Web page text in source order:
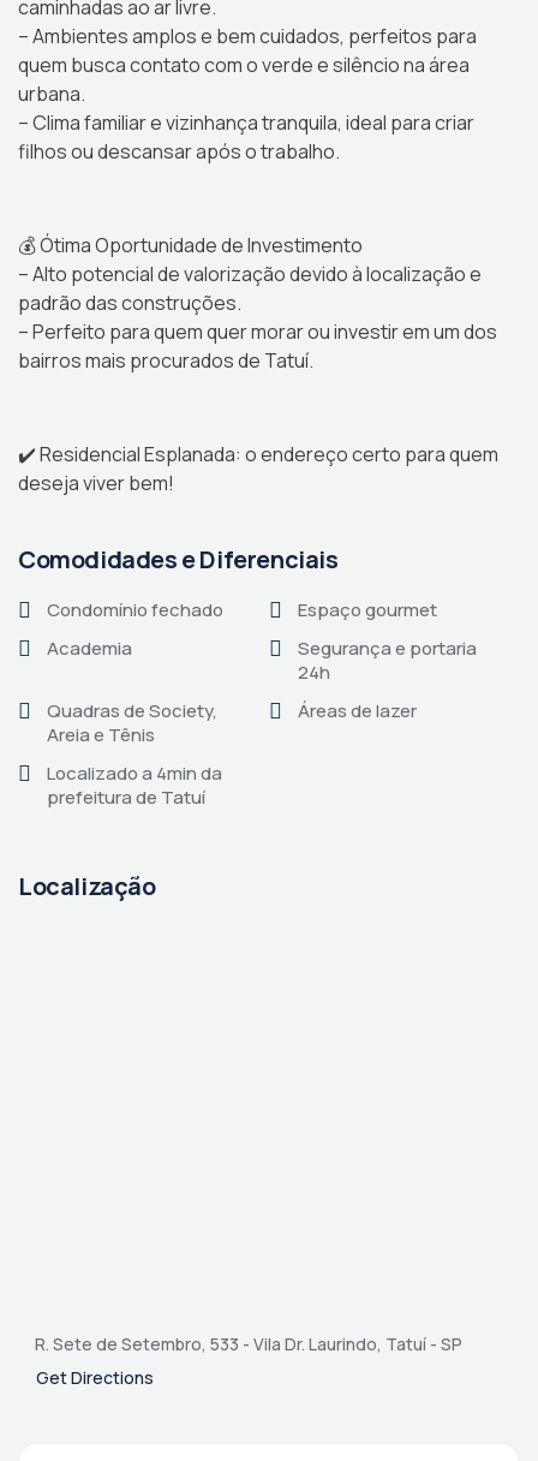
caminhadas ao ar livre.
– Ambientes amplos e bem cuidados, perfeitos para
quem busca contato com o verde e silêncio na área
urbana.
– Clima familiar e vizinhança tranquila, ideal para criar
filhos ou descansar após o trabalho.
💰 Ótima Oportunidade de Investimento
– Alto potencial de valorização devido à localização e
padrão das construções.
– Perfeito para quem quer morar ou investir em um dos
bairros mais procurados de Tatuí.
✔️ Residencial Esplanada: o endereço certo para quem
deseja viver bem!
Comodidades e Diferenciais
Condomínio fechado
Espaço gourmet
Academia
Segurança e portaria
24h
Quadras de Society,
Areia e Tênis
Áreas de lazer
Localizado a 4min da
prefeitura de Tatuí
Localização
R. Sete de Setembro, 533 - Vila Dr. Laurindo, Tatuí - SP
Get Directions